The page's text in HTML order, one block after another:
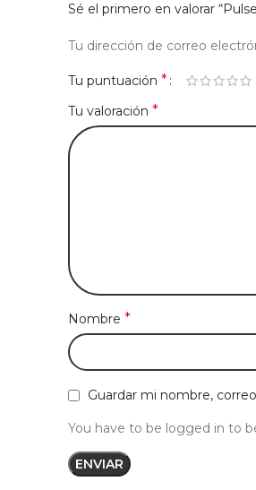
Sé el primero en valorar
Tu dirección de correo
Tu puntuación *
Tu valoración *
Nombre *
Guardar mi nombre,
You have to be logged in to